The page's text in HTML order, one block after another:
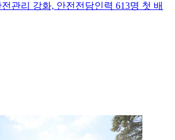
관리 강화, 안전전담인력 613명 첫 배